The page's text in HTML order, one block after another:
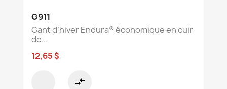
G911
Gant d’hiver Endura® économique en cuir
de...
12,65 $
compare_arrows